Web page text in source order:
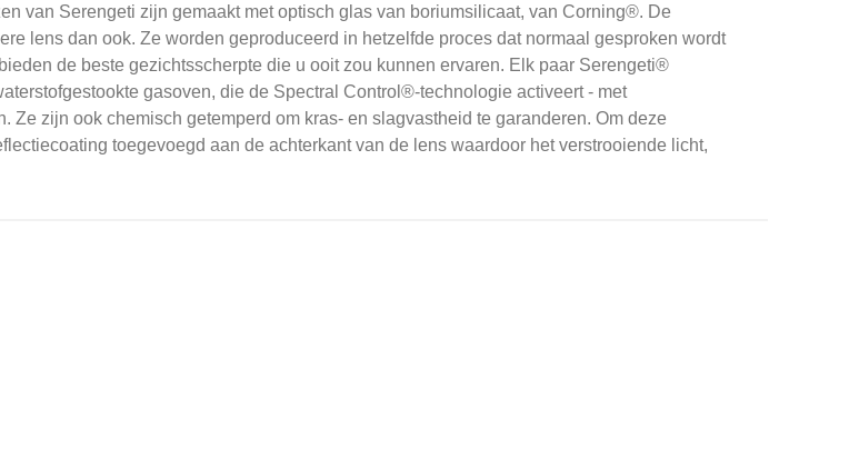
van Serengeti zijn gemaakt met optisch glas van boriumsilicaat, van Corning®. De
lens dan ook. Ze worden geproduceerd in hetzelfde proces dat normaal gesproken wordt
de beste gezichtsscherpte die u ooit zou kunnen ervaren. Elk paar Serengeti®
gasoven, die de Spectral Control®-technologie activeert - met
Ze zijn ook chemisch getemperd om kras- en slagvastheid te garanderen. Om deze
toegevoegd aan de achterkant van de lens waardoor het verstrooiende licht,